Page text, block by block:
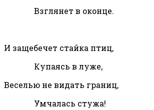
Взглянет в оконце.
И защебечет стайка птиц,
Купаясь в луже,
Веселью не видать границ,
Умчалась стужа!